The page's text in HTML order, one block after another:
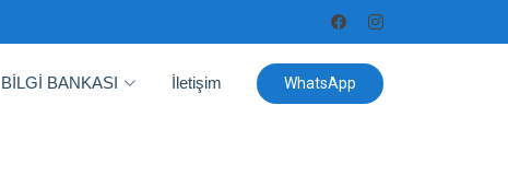
BİLGİ BANKASI İletişim WhatsApp